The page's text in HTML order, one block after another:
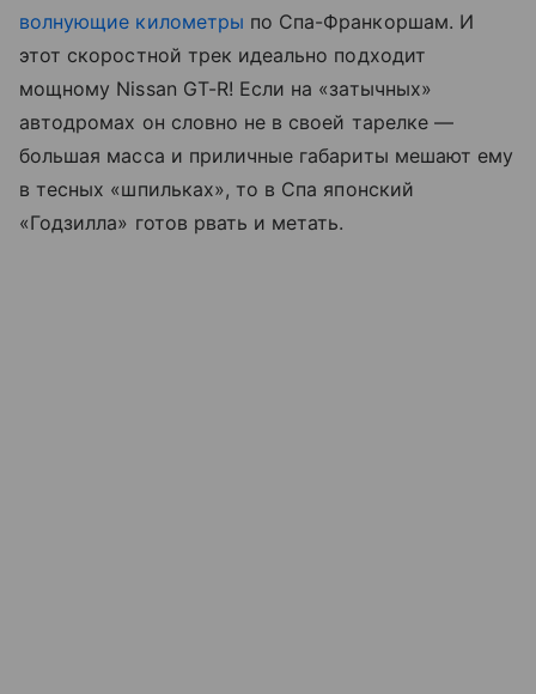
волнующие километры по Спа-Франкоршам. И
этот скоростной трек идеально подходит
мощному Nissan GT-R! Если на «затычных»
автодромах он словно не в своей тарелке —
большая масса и приличные габариты мешают ему
в тесных «шпильках», то в Спа японский
«Годзилла» готов рвать и метать.